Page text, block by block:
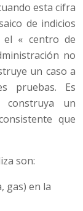
esta cifra
de indicios
el « centro de
no
un caso a
pruebas. Es
construya un
que
son:
gas) en la